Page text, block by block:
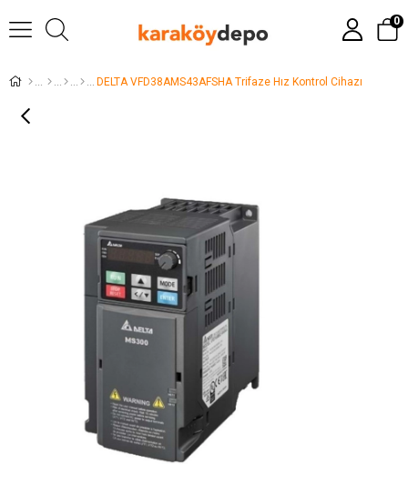
0
DELTA VFD38AMS43AFSHA Trifaze Hız Kontrol Cihazı